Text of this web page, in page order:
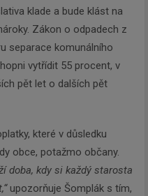
klade a bude klást na
Zákon o odpadech z
separace komunálního
vytřídit 55 procent, v
pět let o dalších pět
které v důsledku
obce, potažmo občany.
doba, kdy si každý starosta
upozorňuje Šomplák s tím,